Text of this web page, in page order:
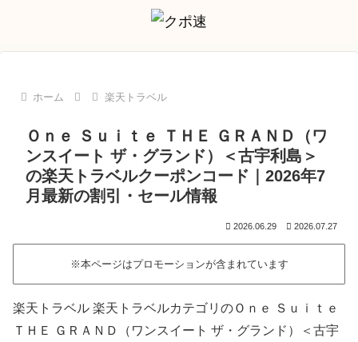
ホーム 楽天トラベル
Ｏｎｅ Ｓｕｉｔｅ ＴＨＥ ＧＲＡＮＤ（ワ
ンスイート ザ・グランド）＜古宇利島＞
の楽天トラベルクーポンコード｜2026年7
月最新の割引・セール情報
2026.06.29 2026.07.27
※本ページはプロモーションが含まれています
楽天トラベル 楽天トラベルカテゴリのＯｎｅ Ｓｕｉｔｅ
ＴＨＥ ＧＲＡＮＤ（ワンスイート ザ・グランド）＜古宇